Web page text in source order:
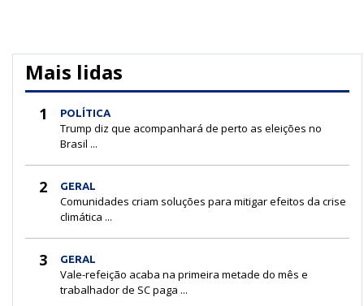
Mais lidas
1 POLÍTICA
Trump diz que acompanhará de perto as eleições no
Brasil ...
2 GERAL
Comunidades criam soluções para mitigar efeitos da crise
climática ...
3 GERAL
Vale-refeição acaba na primeira metade do mês e
trabalhador de SC paga ...